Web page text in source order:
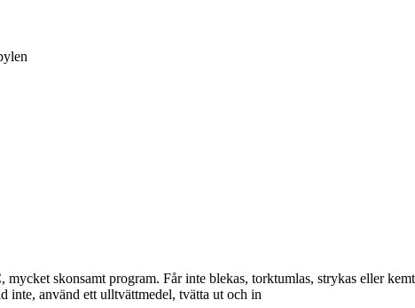
skonsamt program. Får inte blekas, torktumlas, strykas eller
inte, använd ett ulltvättmedel, tvätta ut och in